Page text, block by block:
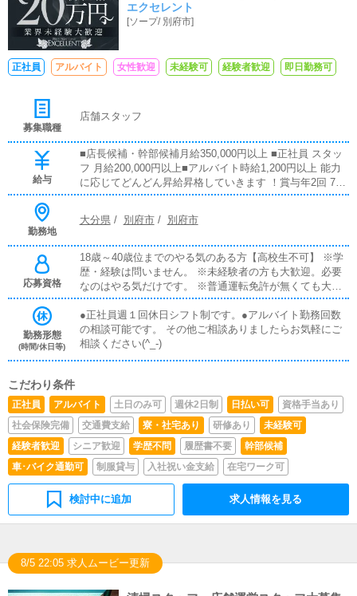
明るく元気な方を求めています！
エクセレント
[ソープ/ 別府市]
正社員 アルバイト 女性歓迎 未経験可 経験者歓迎 即日勤務可
募集職種
店舗スタッフ
給与
■店長候補・幹部候補月給350,000円以上 ■正社員 スタッ
フ 月給200,000円以上■アルバイト時給1,200円以上 能力
に応じてどんどん昇給昇格していきます ！賞与年2回 7
月・12月の年2回 売上歩合・大入手当てあり 月、日々の
払い可能ですので相談してください ！
勤務地
大分県 / 別府市/ 別府市
応募資格
18歳～40歳位までのやる気のある方【高校生不可】 ※学
歴・経験は問いません。 ※未経験者の方も大歓迎。必要
なのはやる気だけです。 ※普通運転免許が無くても大丈
夫 【１】店長(店舗責任者) 店舗全体の運営 【２】幹部候
補 業務内容 店長補佐、キャスト管理、受付での業務
など営業面の運営 【３】ホールスタッフ 業務内容 接客
応対、清掃、店内業務全般を行います。 ※勤務後出来る
事を増やせばステップアップ可能です。 【４】Webスタ
やかな文章の打ち込みが出来る方歓迎 【５】アルバイト
業務内容 ホールスタッフとして接客応対をお願い致しま
す。 ※誰でも出来る簡単なお仕事です。 ※大学生可/主婦
(女性)可
勤務形態
(時間/休日等)
●正社員週１回休日シフト制です。●アルバイト勤務回数
の相談可能です。 その他ご相談ありましたらお気軽にご
相談ください(^_-)
こだわり条件
正社員 アルバイト 土日のみ可 週休2日制 日払い可
資格手当あり
社会保険完備
交通費支給 寮・社宅あり 研修あり
未経験可
経験者歓迎
シニア歓迎 学歴不問 履歴書不要
幹部候補
車･バイク通勤可
制服貸与 入社祝い金支給 在宅ワーク可
検討中に追加 求人情報を見る
8/5 22:05 求人ムービー更新